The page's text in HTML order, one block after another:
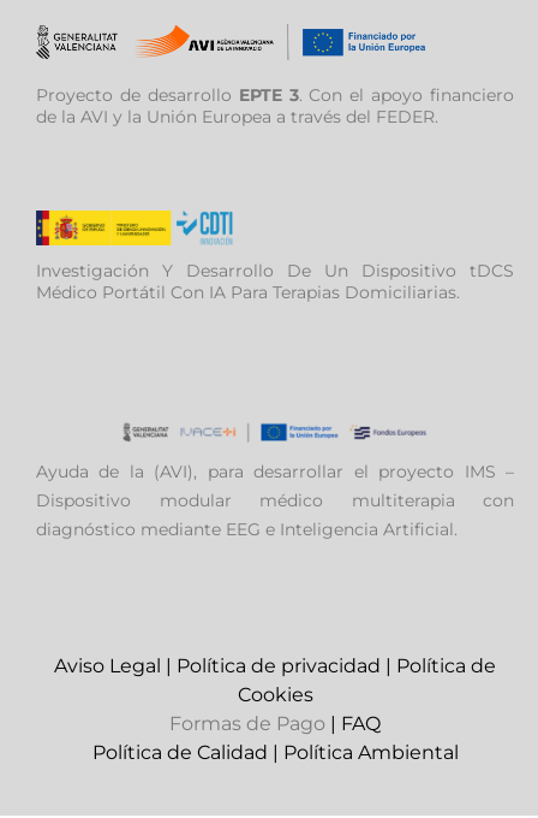
Proyecto de desarrollo EPTE 3. Con el apoyo financiero
de la AVI y la Unión Europea a través del FEDER.
Investigación Y Desarrollo De Un Dispositivo tDCS
Médico Portátil Con IA Para Terapias Domiciliarias.
Ayuda de la (AVI), para desarrollar el proyecto IMS –
Dispositivo modular médico multiterapia con
diagnóstico mediante EEG e Inteligencia Artificial.
Aviso Legal | Política de privacidad | Política de
Cookies
Formas de Pago | FAQ
Política de Calidad | Política Ambiental